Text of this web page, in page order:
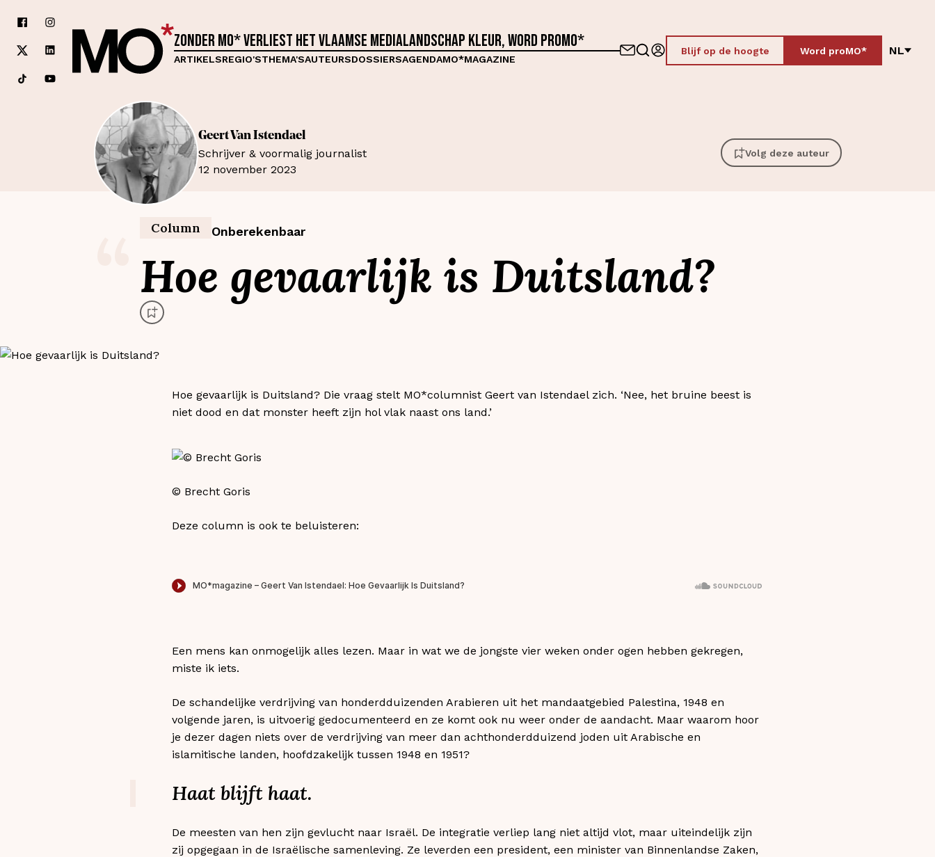
Zonder MO* verliest het Vlaamse medialandschap kleur, word proMO*
ARTIKELSREGIO'STHEMA'SAUTEURSDOSSIERSAGENDAMO*MAGAZINE
Blijf op de hoogte Word proMO* NL
GeertVan Istendael
Schrijver & voormalig journalist
12 november 2023
Volg deze auteur
Column Onberekenbaar
Hoe gevaarlijk is Duitsland?
Hoe gevaarlijk is Duitsland? Die vraag stelt MO*columnist Geert van Istendael zich. ‘Nee, het bruine beest is
niet dood en dat monster heeft zijn hol vlak naast ons land.’
© Brecht Goris
Deze column is ook te beluisteren:
Een mens kan onmogelijk alles lezen. Maar in wat we de jongste vier weken onder ogen hebben gekregen,
miste ik iets.
De schandelijke verdrijving van honderdduizenden Arabieren uit het mandaatgebied Palestina, 1948 en
volgende jaren, is uitvoerig gedocumenteerd en ze komt ook nu weer onder de aandacht. Maar waarom hoor
je dezer dagen niets over de verdrijving van meer dan achthonderdduizend joden uit Arabische en
islamitische landen, hoofdzakelijk tussen 1948 en 1951?
Haat blijft haat.
De meesten van hen zijn gevlucht naar Israël. De integratie verliep lang niet altijd vlot, maar uiteindelijk zijn
zij opgegaan in de Israëlische samenleving. Ze leverden een president, een minister van Binnenlandse Zaken,